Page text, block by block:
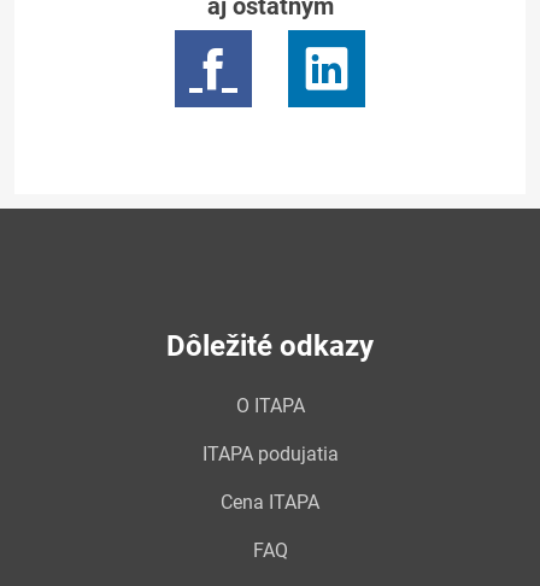
aj ostatným
Dôležité odkazy
O ITAPA
ITAPA podujatia
Cena ITAPA
FAQ